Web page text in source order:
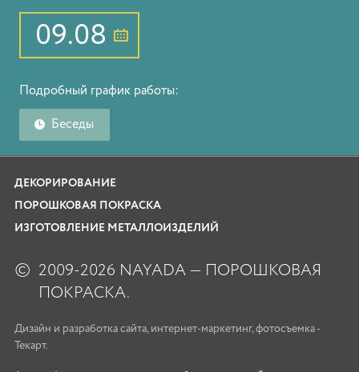
09.08
Подробный график работы:
Беседы
ДЕКОРИРОВАНИЕ
ПОРОШКОВАЯ ПОКРАСКА
ИЗГОТОВЛЕНИЕ МЕТАЛЛОИЗДЕЛИЙ
© 2009-2026 NAYADA — ПОРОШКОВАЯ
ПОКРАСКА.
Дизайн и разработка сайта, интернет-маркетинг,фотосъемка -
Текарт.